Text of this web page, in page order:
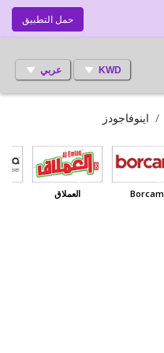
حمل التطبيق
KWD عربي
اينوفاجودز
Borcam العملاق